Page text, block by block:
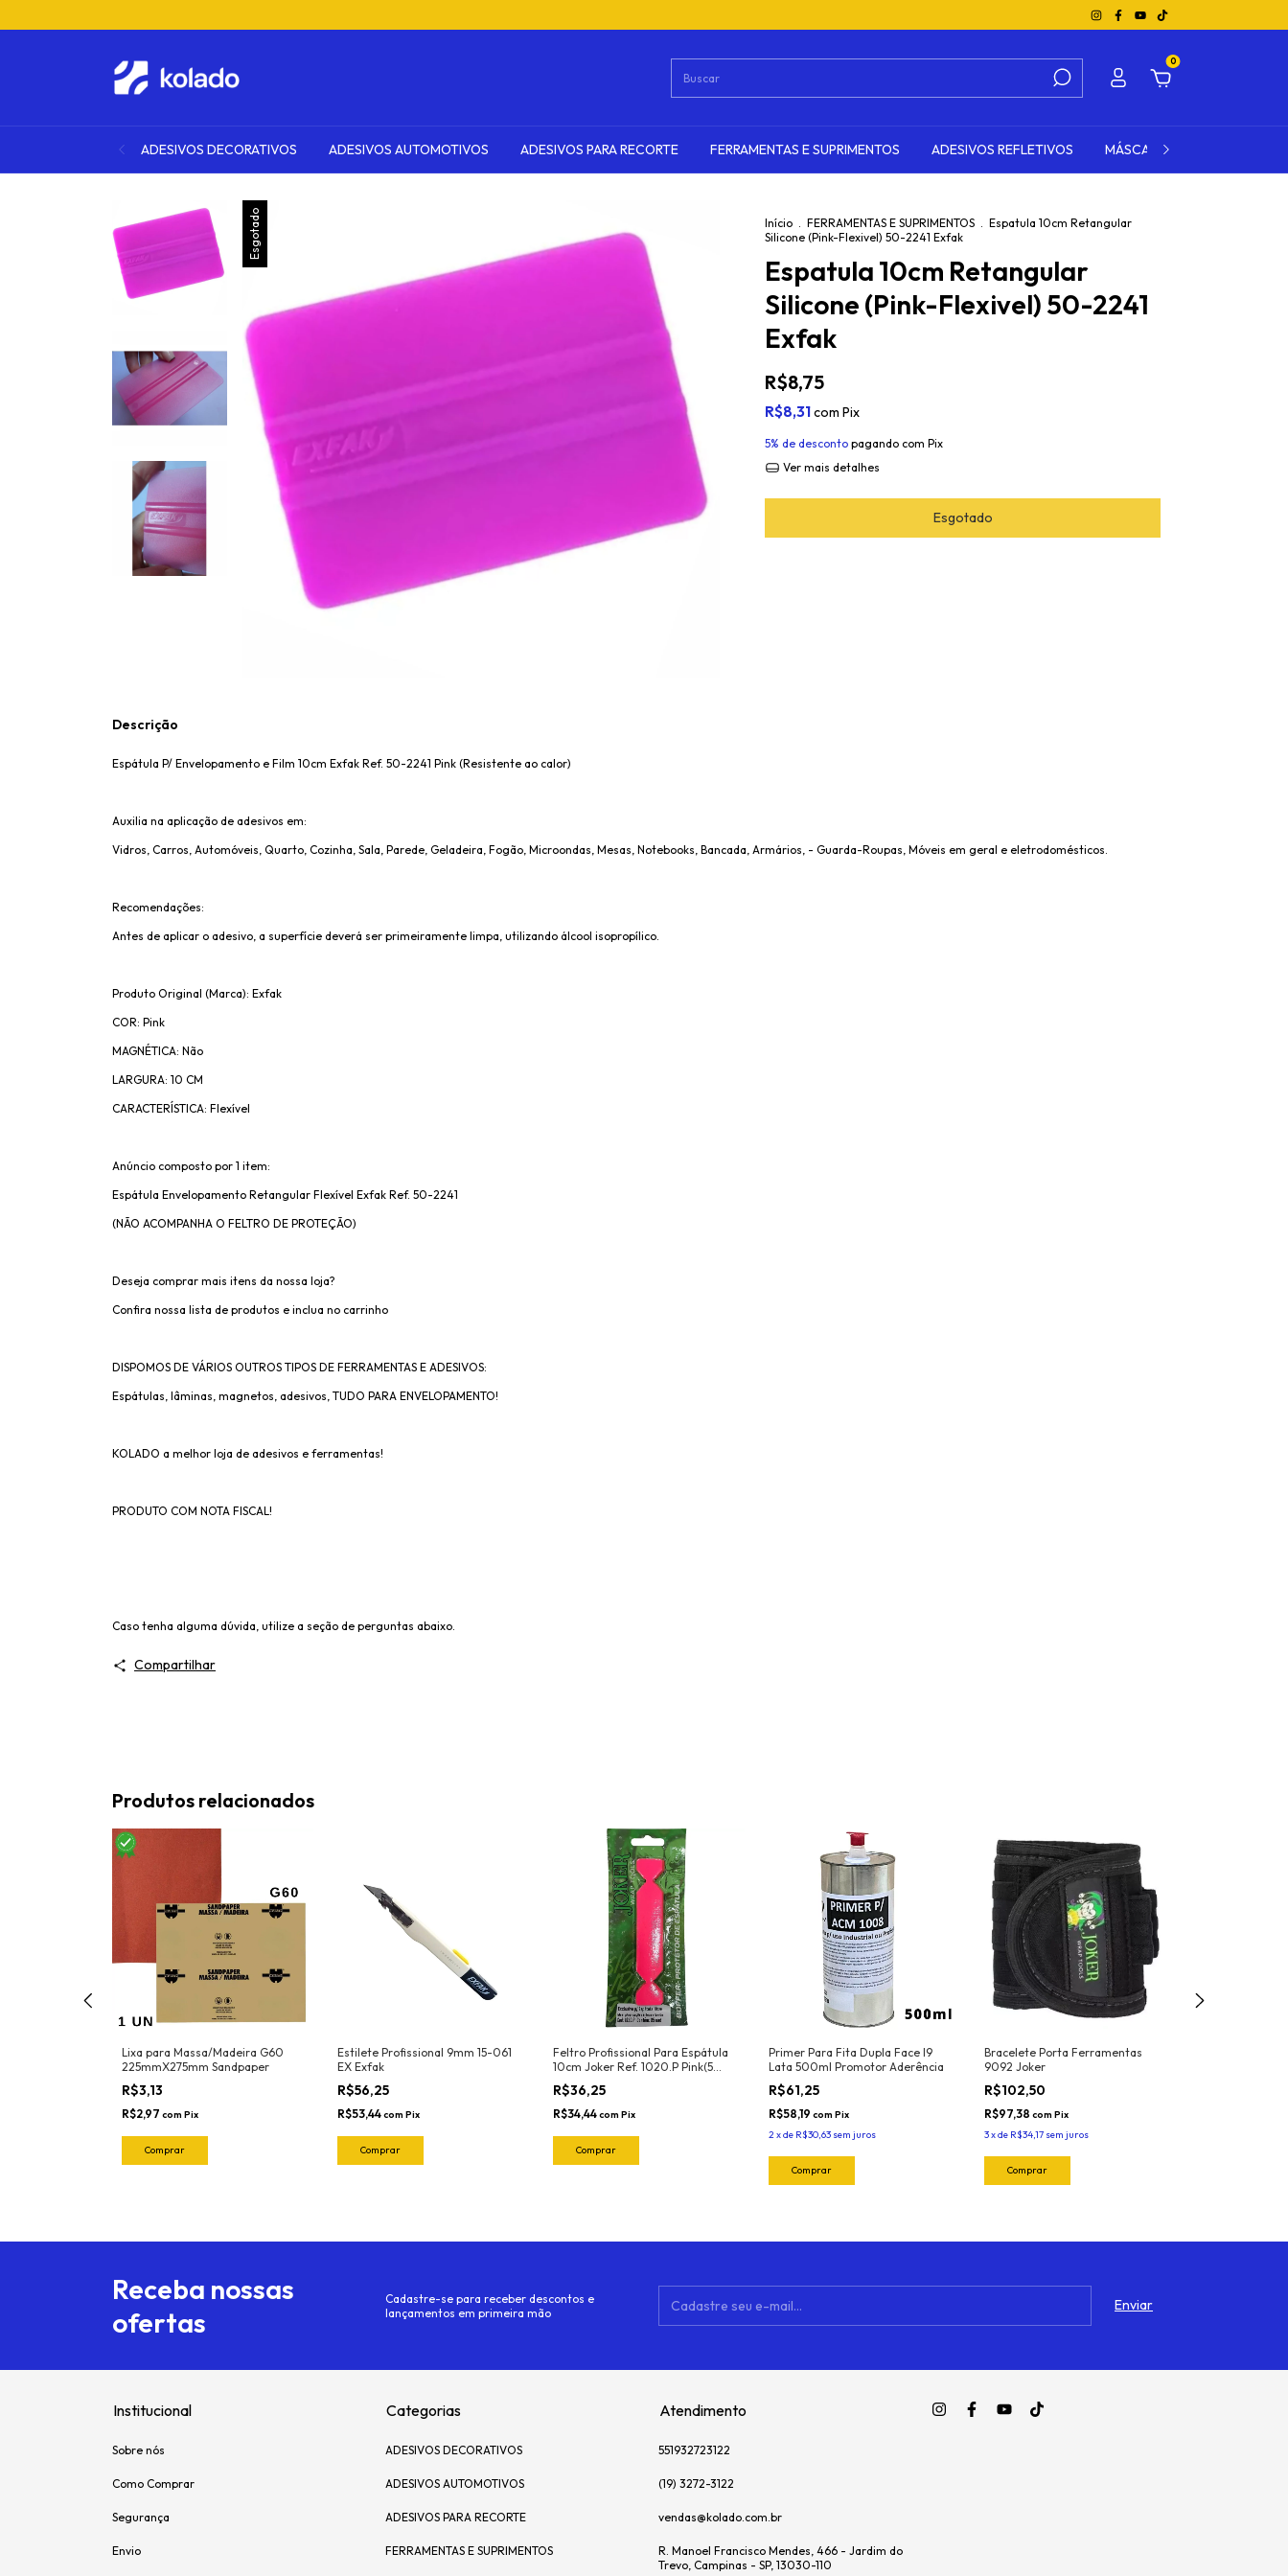
0
ADESIVOS DECORATIVOS ADESIVOS AUTOMOTIVOS ADESIVOS PARA RECORTE FERRAMENTAS E SUPRIMENTOS ADESIVOS REFLETIVOS MÁSCARA DE TRANSFERÊNCIA
Esgotado Início . FERRAMENTAS E SUPRIMENTOS . Espatula 10cm Retangular
Silicone (Pink-Flexivel) 50-2241 Exfak
Espatula 10cm Retangular
Silicone (Pink-Flexivel) 50-2241
Exfak
R$8,75
R$8,31com Pix
5% de desconto pagando com Pix
Ver mais detalhes
Descrição
Espátula P/ Envelopamento e Film 10cm Exfak Ref. 50-2241 Pink (Resistente ao calor)
Auxilia na aplicação de adesivos em:
Vidros, Carros, Automóveis, Quarto, Cozinha, Sala, Parede, Geladeira, Fogão, Microondas, Mesas, Notebooks, Bancada, Armários, - Guarda-Roupas, Móveis em geral e eletrodomésticos.
Recomendações:
Antes de aplicar o adesivo, a superfície deverá ser primeiramente limpa, utilizando álcool isopropílico.
Produto Original (Marca): Exfak
COR: Pink
MAGNÉTICA: Não
LARGURA: 10 CM
CARACTERÍSTICA: Flexível
Anúncio composto por 1 item:
Espátula Envelopamento Retangular Flexível Exfak Ref. 50-2241
(NÃO ACOMPANHA O FELTRO DE PROTEÇÃO)
Deseja comprar mais itens da nossa loja?
Confira nossa lista de produtos e inclua no carrinho
DISPOMOS DE VÁRIOS OUTROS TIPOS DE FERRAMENTAS E ADESIVOS:
Espátulas, lâminas, magnetos, adesivos, TUDO PARA ENVELOPAMENTO!
KOLADO a melhor loja de adesivos e ferramentas!
PRODUTO COM NOTA FISCAL!
Caso tenha alguma dúvida, utilize a seção de perguntas abaixo.
Compartilhar
Produtos relacionados
Lixa para Massa/Madeira G60
225mmX275mm Sandpaper
R$3,13
R$2,97 com Pix
Estilete Profissional 9mm 15-061
EX Exfak
R$56,25
R$53,44com Pix
Feltro Profissional Para Espátula
10cm Joker Ref. 1020.P Pink(5
Und)
R$36,25
R$34,44com Pix
Primer Para Fita Dupla Face I9
Lata 500ml Promotor Aderência
R$61,25
R$58,19 com Pix
2 xde R$30,63 sem juros
Bracelete Porta Ferramentas
9092 Joker
R$102,50
R$97,38 com Pix
3xde R$34,17 sem juros
Receba nossas
ofertas
Cadastre-se para receber descontos e
lançamentos em primeira mão
Institucional
Sobre nós
Como Comprar
Segurança
Envio
Categorias
ADESIVOS DECORATIVOS
ADESIVOS AUTOMOTIVOS
ADESIVOS PARA RECORTE
FERRAMENTAS E SUPRIMENTOS
Atendimento
551932723122
(19) 3272-3122
vendas@kolado.com.br
R. Manoel Francisco Mendes, 466 - Jardim do
Trevo, Campinas - SP, 13030-110